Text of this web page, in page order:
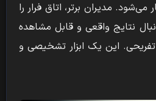
مدیران برتر، اتاق فرار را
نتایج واقعی و قابل مشاهده
این یک ابزار تشخیصی و